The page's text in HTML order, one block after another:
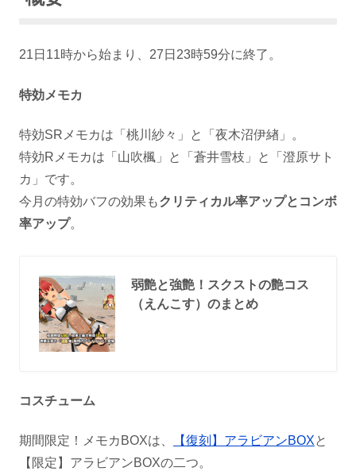
21日11時から始まり、27日23時59分に終了。
特効メモカ
特効SRメモカは「桃川紗々」と「夜木沼伊緖」。
特効Rメモカは「山吹楓」と「蒼井雪枝」と「澄原サト
カ」です。
今月の特効バフの効果もクリティカル率アップとコンボ
率アップ。
弱艶と強艶！スクストの艶コス
（えんこす）のまとめ
コスチューム
期間限定！メモカBOXは、 【復刻】アラビアンBOXと
【限定】アラビアンBOXの二つ。